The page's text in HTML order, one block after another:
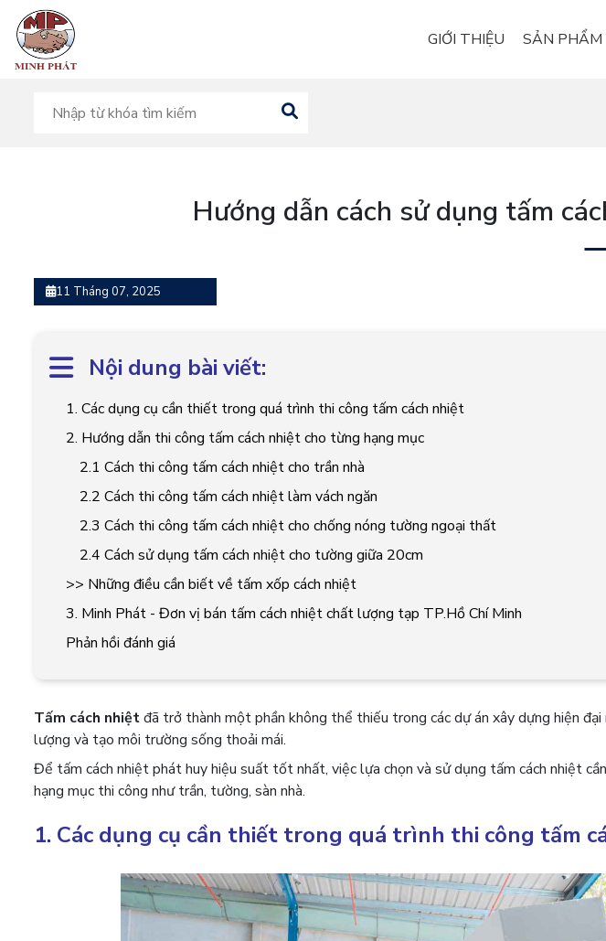
GIỚI THIỆU SẢN PHẨM
Hướng dẫn cách sử dụng tấm
11 Tháng 07, 2025
Nội dung bài viết:
1. Các dụng cụ cần thiết trong quá trình thi công tấm cách nhiệt
2. Hướng dẫn thi công tấm cách nhiệt cho từng hạng mục
2.1 Cách thi công tấm cách nhiệt cho trần nhà
2.2 Cách thi công tấm cách nhiệt làm vách ngăn
2.3 Cách thi công tấm cách nhiệt cho chống nóng tường ngoại thất
2.4 Cách sử dụng tấm cách nhiệt cho tường giữa 20cm
>> Những điều cần biết về tấm xốp cách nhiệt
3. Minh Phát - Đơn vị bán tấm cách nhiệt chất lượng tạp TP.Hồ Chí Minh
Phản hồi đánh giá
Tấm cách nhiệtđã trở thành một phần không thể thiếu trong các dự án xây dựng hiện đại
lượng và tạo môi trường sống thoải mái.
Để tấm cách nhiệt phát huy hiệu suất tốt nhất, việc lựa chọn và sử dụng tấm cách nhiệt
hạng mục thi công như trần, tường, sàn nhà.
1. Các dụng cụ cần thiết trong quá trình thi công tấm